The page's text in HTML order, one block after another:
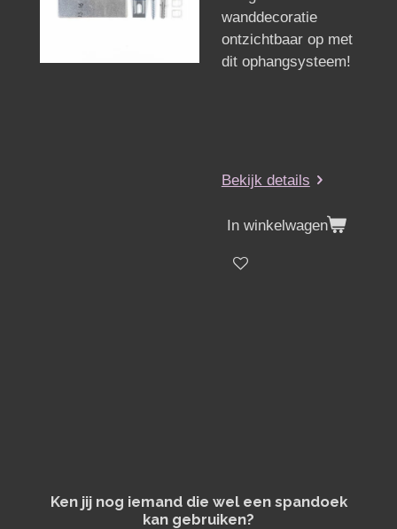
wanddecoratie
ontzichtbaar op met
dit ophangsysteem!
Bekijk details
In winkelwagen
Ken jij nog iemand die wel een spandoek
kan gebruiken?